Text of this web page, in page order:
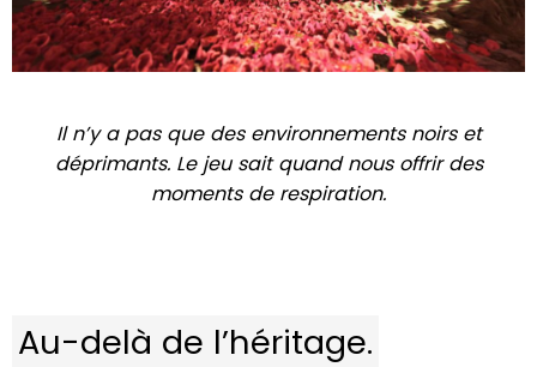
Il n’y a pas que des environnements noirs et
déprimants. Le jeu sait quand nous offrir des
moments de respiration.
Au-delà de l’héritage.